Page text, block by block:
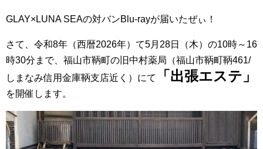
GLAY×LUNA SEAの対バンBlu-rayが届いたぜぃ！
さて、令和8年（西暦2026年）て5月28日（木）の10時～16
時30分まで、福山市鞆町の旧中村薬局（福山市鞆町鞆461/
しまなみ信用金庫鞆支店近く）にて
「出張エステ」
を開催します。